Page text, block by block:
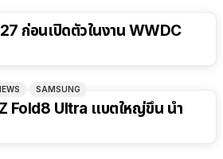
ก่อนเปิดตัวในงาน WWDC
SAMSUNG
แบตใหญ่ขึ้น น้ำ